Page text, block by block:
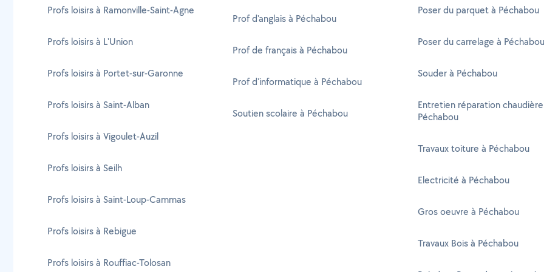
Profs loisirs à Ramonville-Saint-Agne
Profs loisirs à L'Union
Profs loisirs à Portet-sur-Garonne
Profs loisirs à Saint-Alban
Profs loisirs à Vigoulet-Auzil
Profs loisirs à Seilh
Profs loisirs à Saint-Loup-Cammas
Profs loisirs à Rebigue
Profs loisirs à Rouffiac-Tolosan
Prof d'anglais à Péchabou
Prof de français à Péchabou
Prof d'informatique à Péchabou
Soutien scolaire à Péchabou
Poser du parquet à Péchabou
Poser du carrelage à Péchabou
Souder à Péchabou
Entretien réparation
Péchabou
Travaux toiture à Péchabou
Electricité à Péchabou
Gros oeuvre à Péchabou
Travaux Bois à Péchabou